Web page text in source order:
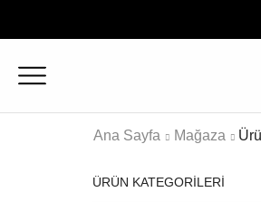
Ana Sayfa Mağaza
ÜRÜN KATEGORILERI